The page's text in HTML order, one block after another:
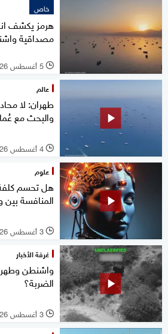
خاص
هرمز يكشف
مصداقية
l 5 أغسطس 2026
عالم
طهران: لا
والبحث مع
l 4 أغسطس 2026
علوم
هل تحسم كلفة
المنافسة
l 3 أغسطس 2026
غرفة الأخبار
واشنطن
الضربة؟
l 3 أغسطس 2026